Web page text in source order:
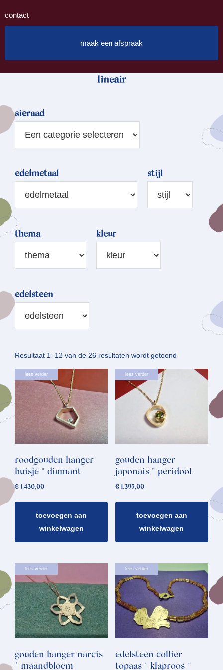
contact
maak een afspraak
lineair
sieraad
edelmetaal stijl
thema kleur
edelsteen
Resultaat 1–12 van de 26 resultaten wordt getoond
op
lees verder
roodgouden hanger
huisje * diamant
€ 1.430,00
toevoegen aan
winkelwagen
lees verder
gouden hanger
japonais * peridoot
€1.395,00
toevoegen aan
winkelwagen
lees verder
gouden hanger narcis
* maandbloem
lees verder
edelsteen collier
topaas * klaproos *